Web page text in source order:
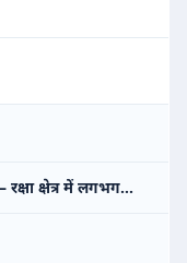
रक्षा क्षेत्र में लगभग…